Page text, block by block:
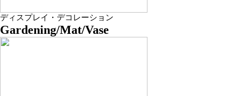
ディスプレイ・デコレーション
Gardening/Mat/Vase